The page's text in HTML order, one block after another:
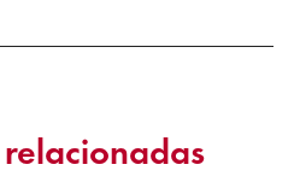
relacionadas